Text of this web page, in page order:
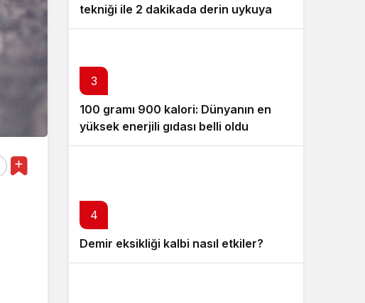
tekniği ile 2 dakikada derin uykuya
dalın
3
100 gramı 900 kalori: Dünyanın en
yüksek enerjili gıdası belli oldu
4
Demir eksikliği kalbi nasıl etkiler?